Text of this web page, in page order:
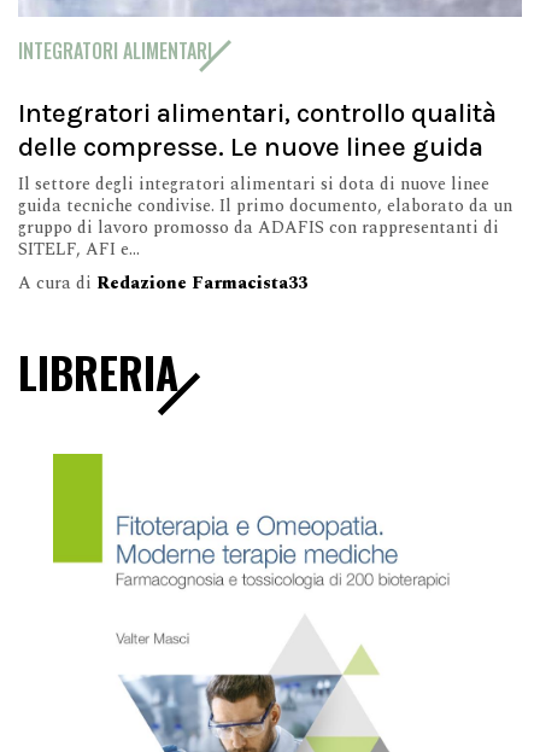
INTEGRATORI ALIMENTARI
Integratori alimentari, controllo qualità
delle compresse. Le nuove linee guida
Il settore degli integratori alimentari si dota di nuove linee
guida tecniche condivise. Il primo documento, elaborato da un
gruppo di lavoro promosso da ADAFIS con rappresentanti di
SITELF, AFI e...
A cura di Redazione Farmacista33
LIBRERIA